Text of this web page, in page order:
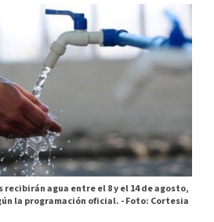
recibirán agua entre el 8 y el 14 de agosto,
la programación oficial. -Foto: Cortesia